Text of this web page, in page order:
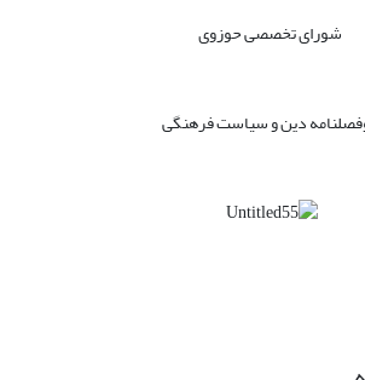
شورای تخصصی حوزوی
دین و سیاست فرهنگی